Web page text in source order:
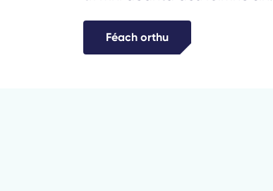
Féach orthu